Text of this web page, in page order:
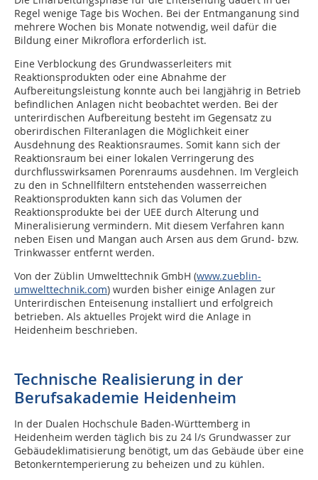
Regel wenige Tage bis Wochen. Bei der Entmanganung sind
mehrere Wochen bis Monate notwendig, weil dafür die
Bildung einer Mikroflora erforderlich ist.
Eine Verblockung des Grundwasserleiters mit
Reaktionsprodukten oder eine Abnahme der
Aufbereitungsleistung konnte auch bei langjährig in Betrieb
befindlichen Anlagen nicht beobachtet werden. Bei der
unterirdischen Aufbereitung besteht im Gegensatz zu
oberirdischen Filteranlagen die Möglichkeit einer
Ausdehnung des Reaktionsraumes. Somit kann sich der
Reaktionsraum bei einer lokalen Verringerung des
durchflusswirksamen Porenraums ausdehnen. Im Vergleich
zu den in Schnellfiltern entstehenden wasserreichen
Reaktionsprodukten kann sich das Volumen der
Reaktionsprodukte bei der UEE durch Alterung und
Mineralisierung vermindern. Mit diesem Verfahren kann
neben Eisen und Mangan auch Arsen aus dem Grund- bzw.
Trinkwasser entfernt werden.
Von der Züblin Umwelttechnik GmbH (www.zueblin-
umwelttechnik.com) wurden bisher einige Anlagen zur
Unterirdischen Enteisenung installiert und erfolgreich
betrieben. Als aktuelles Projekt wird die Anlage in
Heidenheim beschrieben.
Technische Realisierung in der
Berufsakademie Heidenheim
In der Dualen Hochschule Baden-Württemberg in
Heidenheim werden täglich bis zu 24 l/s Grundwasser zur
Gebäudeklimatisierung benötigt, um das Gebäude über eine
Betonkerntemperierung zu beheizen und zu kühlen.